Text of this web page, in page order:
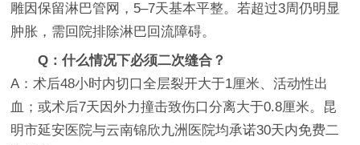
雕因保留淋巴管网，5–7天基本平整。若超过3周仍明显
肿胀，需回院排除淋巴回流障碍。
Q：什么情况下必须二次缝合？
A：术后48小时内切口全层裂开大于1厘米、活动性出
血；或术后7天因外力撞击致伤口分离大于0.8厘米。昆
明市延安医院与云南锦欣九洲医院均承诺30天内免费二